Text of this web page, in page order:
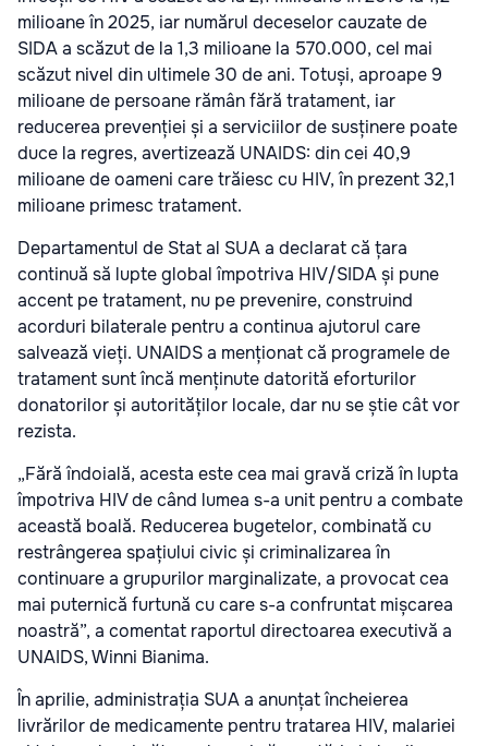
milioane în 2025, iar numărul deceselor cauzate de
SIDA a scăzut de la 1,3 milioane la 570.000, cel mai
scăzut nivel din ultimele 30 de ani. Totuși, aproape 9
milioane de persoane rămân fără tratament, iar
reducerea prevenției și a serviciilor de susținere poate
duce la regres, avertizează UNAIDS: din cei 40,9
milioane de oameni care trăiesc cu HIV, în prezent 32,1
milioane primesc tratament.
Departamentul de Stat al SUA a declarat că țara
continuă să lupte global împotriva HIV/SIDA și pune
accent pe tratament, nu pe prevenire, construind
acorduri bilaterale pentru a continua ajutorul care
salvează vieți. UNAIDS a menționat că programele de
tratament sunt încă menținute datorită eforturilor
donatorilor și autorităților locale, dar nu se știe cât vor
rezista.
„Fără îndoială, acesta este cea mai gravă criză în lupta
împotriva HIV de când lumea s-a unit pentru a combate
această boală. Reducerea bugetelor, combinată cu
restrângerea spațiului civic și criminalizarea în
continuare a grupurilor marginalizate, a provocat cea
mai puternică furtună cu care s-a confruntat mișcarea
noastră”, a comentat raportul directoarea executivă a
UNAIDS, Winni Bianima.
În aprilie, administrația SUA a anunțat încheierea
livrărilor de medicamente pentru tratarea HIV, malariei